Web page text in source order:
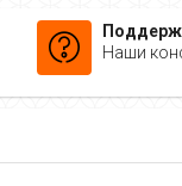
Наши